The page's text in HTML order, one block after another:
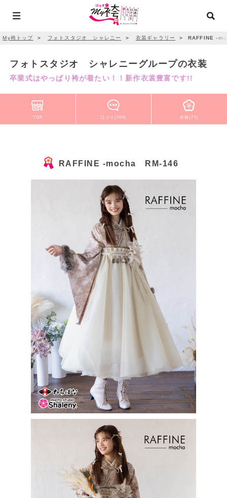
My袴トップ ＞ フォトスタジオ シャレニー ＞ 衣装ギャラリー ＞ RAFFINE -
フォトスタジオ シャレニーグループの衣装
卒業式はやっぱり袴が着たい！！新作衣裳豊富です!!
TOP 口コミ(709) 衣装(71)
RAFFINE -mocha RM-146